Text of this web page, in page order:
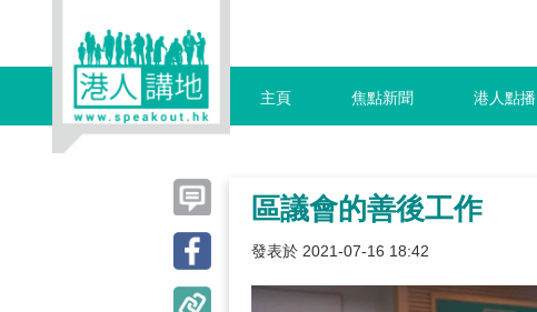
主頁 焦點新聞 港人點播
區議會的善後工作
發表於 2021-07-16 18:42